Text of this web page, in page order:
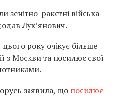
зенітно-ракетні війська
Лук’янович.
року очікує більше
з Москви та посилює свої
заявила, що посилює